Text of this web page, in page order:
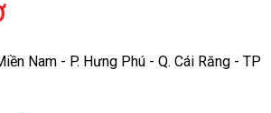
Nam - P. Hưng Phú - Q. Cái Răng - TP